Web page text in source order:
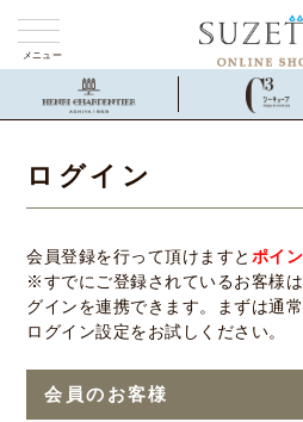
メニュー
ログイン
会員登録を行って頂けますと ポイ
※すでにご登録されているお客様
グインを連携できます。まずは通
ログイン設定をお試しください。
会員のお客様